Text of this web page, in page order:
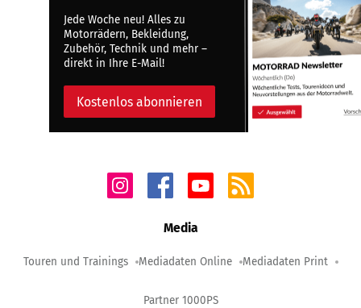
Jede Woche neu! Alles zu
Motorrädern, Bekleidung,
Zubehör, Technik und mehr –
direkt in Ihre E-Mail!
Kostenlos abonnieren
Media
Touren und Trainings Mediadaten Online Mediadaten Print
Partner 1000PS